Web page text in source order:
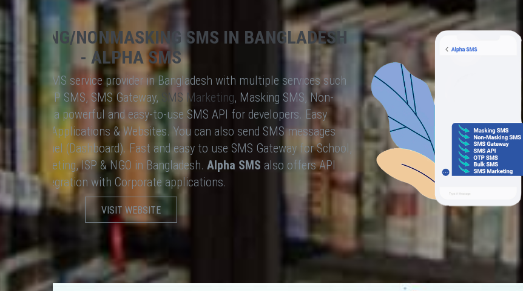
NONMASKING SMS IN BANGLADESH
- ALPHA SMS
SMS service provider in Bangladesh with multiple services such
API, OTP SMS, SMS Gateway,
SMS Marketing, Masking SMS, Non-
provides a powerful and easy-to-use SMS API for developers. Easy
Applications & Websites. You can also send SMS messages
Web Panel (Dashboard). Fast and easy to use SMS Gateway for School,
marketing, ISP & NGO in Bangladesh. Alpha SMS also offers API
Integration with Corporate applications.
VISIT WEBSITE